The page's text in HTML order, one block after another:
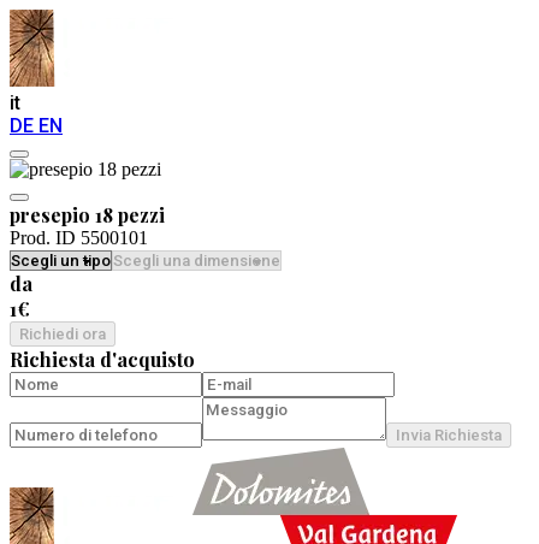
it
DE EN
presepio 18 pezzi
Prod. ID 5500101
da
1€
Richiedi ora
Richiesta d'acquisto
Invia Richiesta